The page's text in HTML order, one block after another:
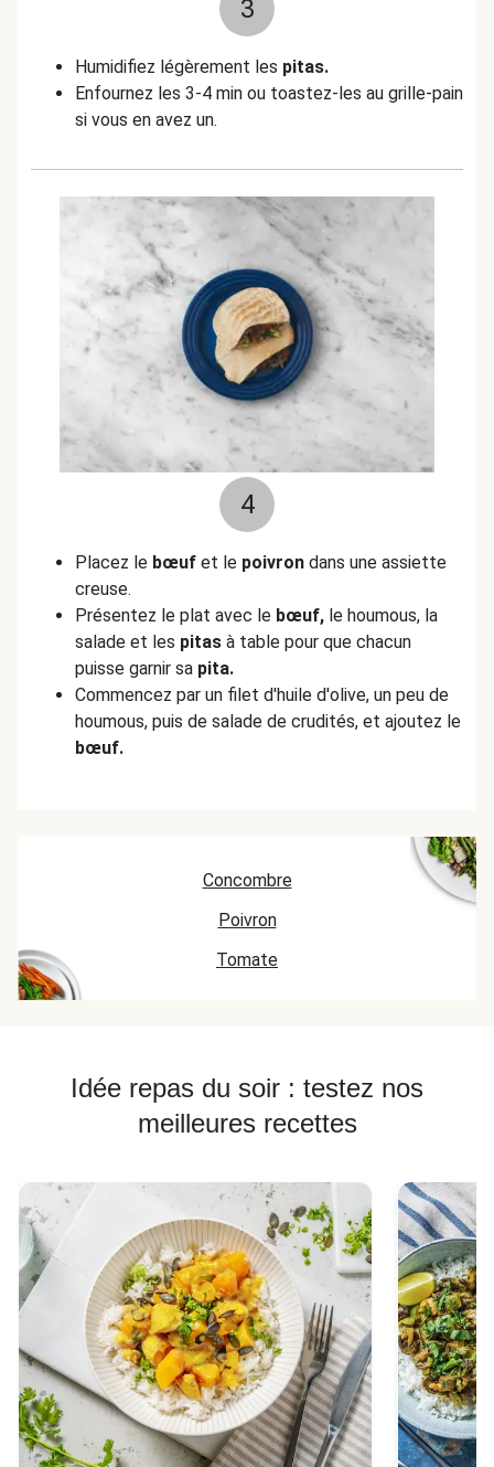
3
Humidifiez légèrement les pitas.
Enfournez les 3-4 min ou toastez-les au grille-pain
si vous en avez un.
4
Placez le bœuf et le poivron dans une assiette
creuse.
Présentez le plat avec le bœuf, le houmous, la
salade et les pitas à table pour que chacun
puisse garnir sa pita.
Commencez par un filet d'huile d'olive, un peu de
houmous, puis de salade de crudités, et ajoutez le
bœuf.
Concombre
Poivron
Tomate
Idée repas du soir : testez nos
meilleures recettes